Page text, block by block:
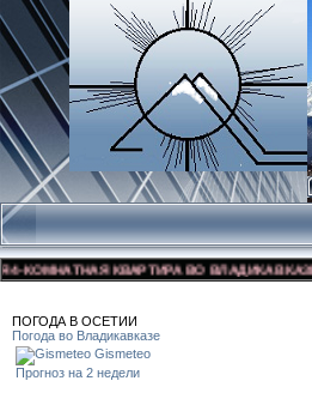
КВАРТИРА ВО ВЛАДИКАВКАЗЕ,
ПОГОДА В ОСЕТИИ
Погода во Владикавказе
Gismeteo
Прогноз на 2 недели